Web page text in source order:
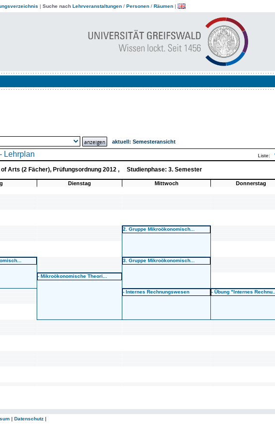
| Suche nach Lehrveranstaltungen / Personen / Räumen |
aktuell: Semesteransicht
Lehrplan Liste:
Arts (2 Fächer), Prüfungsordnung 2012 , Studienphase: 3. Semester
Dienstag Mittwoch Donnerstag
2. Gruppe Mikroökonomisch...
3. Gruppe Mikroökonomisch...
- Mikroökonomische Theori...
- Internes Rechnungswesen - Übung "Internes Rechnu...
| Datenschutz |